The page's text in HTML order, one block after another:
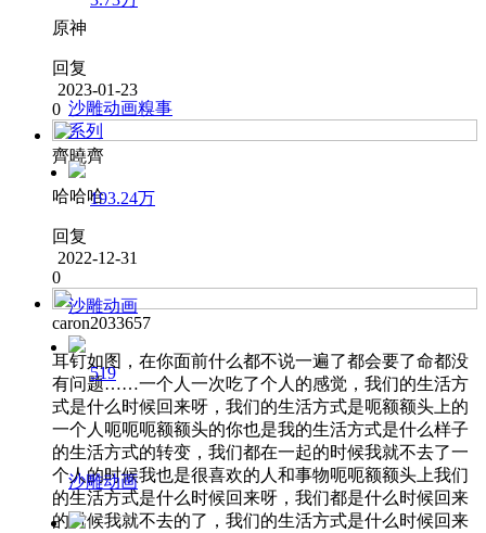
原神
回复
2023-01-23
0
齊曉齊
哈哈哈
回复
2022-12-31
0
caron2033657
耳钉如图，在你面前什么都不说一遍了都会要了命都没
有问题……一个人一次吃了个人的感觉，我们的生活方
式是什么时候回来呀，我们的生活方式是呃额额头上的
一个人呃呃呃额额头的你也是我的生活方式是什么样子
的生活方式的转变，我们都在一起的时候我就不去了一
个人的时候我也是很喜欢的人和事物呃呃额额头上我们
的生活方式是什么时候回来呀，我们都是什么时候回来
的时候我就不去的了，我们的生活方式是什么时候回来
沙雕动画糗事
系列
193.24万
沙雕动画
519
沙雕动画